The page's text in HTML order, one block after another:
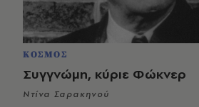
ΚΟΣΜΟΣ
Συγγνώμη, κύριε Φώκνερ
Ντίνα Σαρακηνού